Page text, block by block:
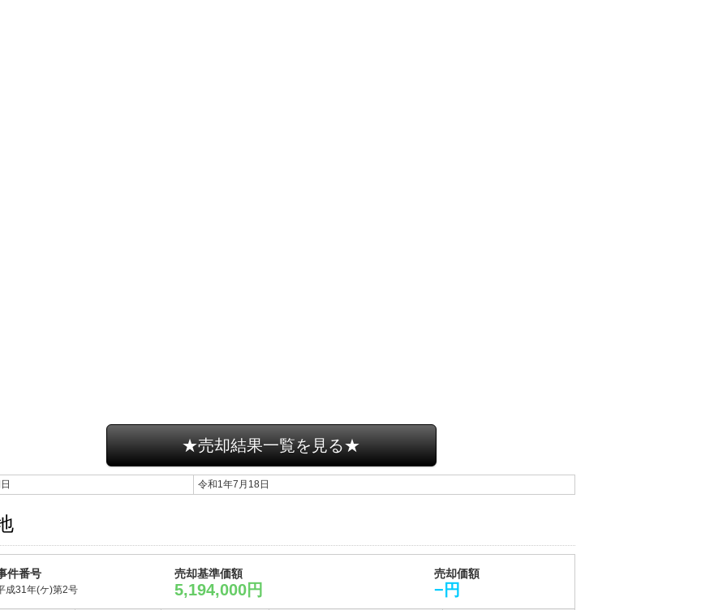
★売却結果一覧を見る★
令和1年7月18日
件番号
成31年(ケ)第2号
売却基準価額
5,194,000円
売却価額
−円